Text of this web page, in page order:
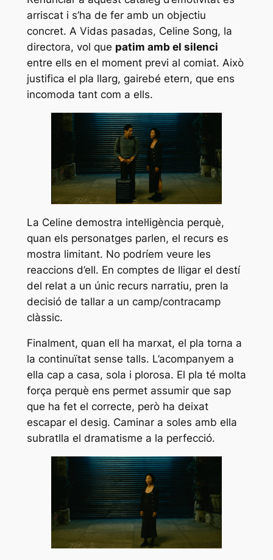
arriscat i s’ha de fer amb un objectiu
concret. A Vidas pasadas, Celine Song, la
directora, vol que patim amb el silenci
entre ells en el moment previ al comiat. Això
justifica el pla llarg, gairebé etern, que ens
incomoda tant com a ells.
La Celine demostra intel·ligència perquè,
quan els personatges parlen, el recurs es
mostra limitant. No podríem veure les
reaccions d’ell. En comptes de lligar el destí
del relat a un únic recurs narratiu, pren la
decisió de tallar a un camp/contracamp
clàssic.
Finalment, quan ell ha marxat, el pla torna a
la continuïtat sense talls. L’acompanyem a
ella cap a casa, sola i plorosa. El pla té molta
força perquè ens permet assumir que sap
que ha fet el correcte, però ha deixat
escapar el desig. Caminar a soles amb ella
subratlla el dramatisme a la perfecció.